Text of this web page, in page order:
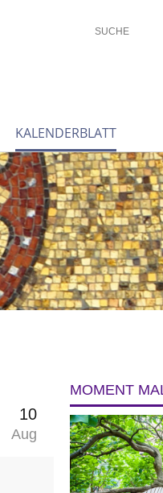
KALENDERBLATT
10
Aug
MOMENT